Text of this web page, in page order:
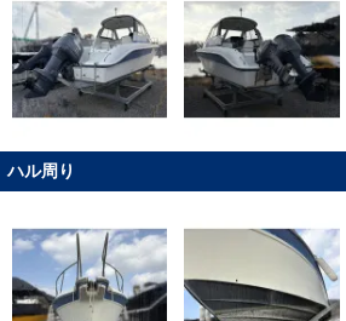
ハル周り